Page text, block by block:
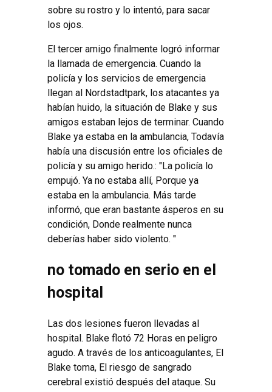
sobre su rostro y lo intentó, para sacar
los ojos.
El tercer amigo finalmente logró informar
la llamada de emergencia. Cuando la
policía y los servicios de emergencia
llegan al Nordstadtpark, los atacantes ya
habían huido, la situación de Blake y sus
amigos estaban lejos de terminar. Cuando
Blake ya estaba en la ambulancia, Todavía
había una discusión entre los oficiales de
policía y su amigo herido.: "La policía lo
empujó. Ya no estaba allí, Porque ya
estaba en la ambulancia. Más tarde
informó, que eran bastante ásperos en su
condición, Donde realmente nunca
deberías haber sido violento. "
no tomado en serio en el
hospital
Las dos lesiones fueron llevadas al
hospital. Blake flotó 72 Horas en peligro
agudo. A través de los anticoagulantes, El
Blake toma, El riesgo de sangrado
cerebral existió después del ataque. Su